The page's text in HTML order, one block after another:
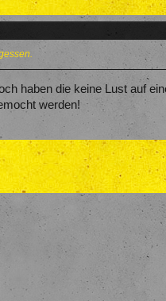
haben die keine Lust auf
werden!